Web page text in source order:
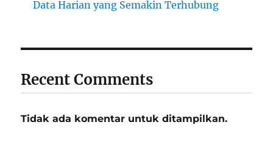
Data Harian yang Semakin Terhubung
Recent Comments
Tidak ada komentar untuk ditampilkan.